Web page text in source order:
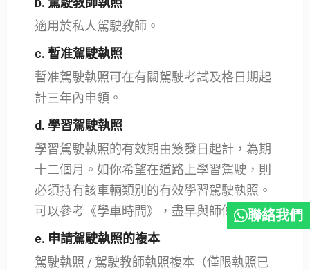
適用於私人駕駛教師。
c. 暫准駕駛執照
暫准駕駛執照可在有關駕駛考試及格日期起
計三年內申領。
d. 學習駕駛執照
學習駕駛執照的有效期由簽發日起計，為期
十二個月。如你希望在道路上學習駕駛，則
必須持有該車輛類別的有效學習駕駛執照。
可以參考《學車時間》，盡早與師傅預約。
e. 申請駕駛執照的複本
駕駛執照 / 駕駛教師執照複本（僅限執照已
聯絡我們